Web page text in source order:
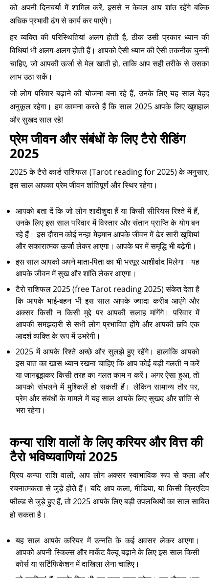
को अपनी दिनचर्या में शामिल करें, इससे न केवल आप शांत रहेंगे बल्कि
अधिक प्रभावी ढंग से कार्य कर पाएंगे।
हर व्यक्ति की परिस्थितियां अलग होती है, ठीक उसी प्रकार ध्यान की
विधियां भी अलग-अलग होती हैं। आपको ऐसी ध्यान की ऐसी तकनीक चुननी
चाहिए, जो आपकी ऊर्जा से मेल खाती हो, ताकि आप सही तरीके से उसका
लाभ उठा सकें।
जो लोग परिवार बढ़ाने की योजना बना रहे हैं, उनके लिए यह साल बेहद
अनुकूल रहेगा। हम कामना करते हैं कि साल 2025 आपके लिए खुशहाल
और सुखद साल रहे!
प्रेम जीवन और संबंधों के लिए टैरो रीडिंग
2025
2025 के टैरो कार्ड राशिफल (Tarot reading for 2025) के अनुसार,
इस साल आपका प्रेम जीवन शांतिपूर्ण और स्थिर रहेगा।
आपको बता दें कि जो लोग शादीशुदा हैं या किसी सीरियस रिश्ते में हैं,
उनके लिए इस साल परिवार में विस्तार और संतान प्राप्ति के योग बन
रहे हैं। इस दौरान कोई नन्हा मेहमान आपके जीवन में ढेर सारी खुशियां
और सकारात्मक ऊर्जा लेकर आएगा। आपके घर में समृद्धि भी बढ़ेगी।
इस साल आपको अपने माता-पिता का भी भरपूर आशीर्वाद मिलेगा। यह
आपके जीवन में सुख और शांति लेकर आएगा।
टैरो राशिफल 2025 (free Tarot reading 2025) संकेत देता है
कि आपके भाई-बहन भी इस साल आपके ज्यादा करीब आएंगे और
अक्सर किसी न किसी मुद्दे पर आपकी सलाह मांगेंगे। परिवार में
आपकी समझदारी से सभी लोग प्रभावित होंगे और आपकी छवि एक
आदर्श व्यक्ति के रूप में उभरेगी।
2025 में आपके रिश्ते अच्छे और सुलझे हुए रहेंगे। हालांकि आपको
इस बात का खास ध्यान रखना चाहिए कि आप कोई बड़ी गलती न करें
या जानबूझकर किसी तरह का गलत काम न करें। अगर ऐसा हुआ, तो
आपको संभलने में मुश्किलें हो सकती हैं। लेकिन सामान्य तौर पर,
प्रेम और संबंधों के मामले में यह साल आपके लिए सुखद और शांति से
भरा रहेगा।
कन्या राशि वालों के लिए करियर और वित्त की
टैरो भविष्यवाणियां 2025
प्रिय कन्या राशि वालों, आप लोग अक्सर स्वाभाविक रूप से कला और
रचनात्मकता से जुड़े होते हैं। यदि आप कला, मीडिया, या किसी क्रिएटिव
फील्ड से जुड़े हुए हैं, तो 2025 आपके लिए बड़ी उपलब्धियों का साल साबित
हो सकता है।
यह साल आपके करियर में उन्नति के कई अवसर लेकर आएगा।
आपको अपनी स्किल्स और मार्केट वैल्यू बढ़ाने के लिए इस साल किसी
कोर्स या सर्टिफिकेशन में दाखिला लेना चाहिए।